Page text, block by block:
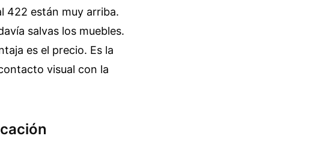
422 están muy arriba.
salvas los muebles.
es el precio. Es la
visual con la